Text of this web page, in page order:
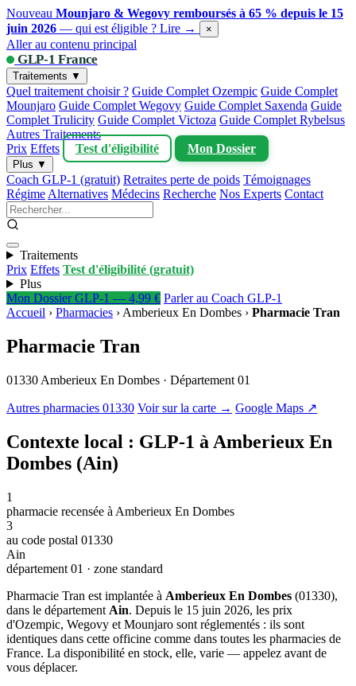
Nouveau Mounjaro & Wegovy remboursés à 65 % depuis le 15
juin 2026 — qui est éligible ? Lire → ×
Aller au contenu principal
GLP-1 France
Traitements ▼
Quel traitement choisir ? Guide Complet Ozempic Guide Complet
Mounjaro Guide Complet Wegovy Guide Complet Saxenda Guide
Complet Trulicity Guide Complet Victoza Guide Complet Rybelsus
Autres Traitements
Prix Effets Test d'éligibilité Mon Dossier
Plus ▼
Coach GLP-1 (gratuit) Retraites perte de poids Témoignages
Régime Alternatives Médecins Recherche Nos Experts Contact
Traitements
Prix Effets Test d'éligibilité (gratuit)
Plus
Mon Dossier GLP-1 — 4,99 € Parler au Coach GLP-1
Accueil › Pharmacies › Amberieux En Dombes › Pharmacie Tran
Pharmacie Tran
01330 Amberieux En Dombes · Département 01
Autres pharmacies 01330 Voir sur la carte → Google Maps ↗
Contexte local : GLP-1 à Amberieux En
Dombes (Ain)
1
pharmacie recensée à Amberieux En Dombes
3
au code postal 01330
Ain
département 01 · zone standard
Pharmacie Tran est implantée à Amberieux En Dombes (01330),
dans le département Ain. Depuis le 15 juin 2026, les prix
d'Ozempic, Wegovy et Mounjaro sont réglementés : ils sont
identiques dans cette officine comme dans toutes les pharmacies de
France. La disponibilité en stock, elle, varie — appelez avant de
vous déplacer.